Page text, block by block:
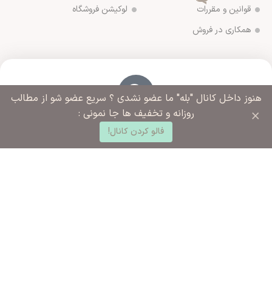
قوانین و مقررات
همکاری در فروش
لوکیشن فروشگاه
آدرس فروشگاه
ورامین مجتمع ادارات خیابان آزادگان روبروی خیابان ملاهادی
سبزواری نبش کوچه شهید رضایی
هنوز داخل کانال "بله" ما عضو نشدی ؟ سریع عضو شو از مطالب
روزانه و تخفیف ها جا نمونی :
فالو کردن کانال!
×